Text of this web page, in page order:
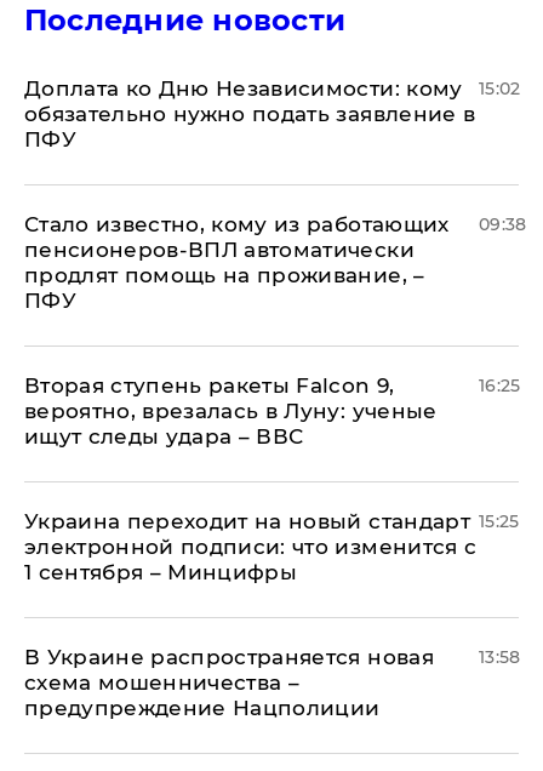
Последние новости
Доплата ко Дню Независимости: кому
обязательно нужно подать заявление в
ПФУ
15:02
Стало известно, кому из работающих
пенсионеров-ВПЛ автоматически
продлят помощь на проживание, –
ПФУ
09:38
Вторая ступень ракеты Falcon 9,
вероятно, врезалась в Луну: ученые
ищут следы удара – ВВС
16:25
Украина переходит на новый стандарт
электронной подписи: что изменится с
1 сентября – Минцифры
15:25
В Украине распространяется новая
схема мошенничества –
предупреждение Нацполиции
13:58